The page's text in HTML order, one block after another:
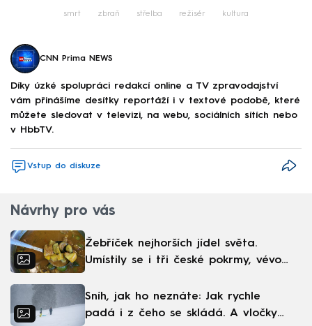
smrt zbraň střelba režisér kultura
CNN Prima NEWS
Díky úzké spolupráci redakcí online a TV zpravodajství
vám přinášíme desítky reportáží i v textové podobě, které
můžete sledovat v televizi, na webu, sociálních sítích nebo
v HbbTV.
Vstup do diskuze
Návrhy pro vás
Žebříček nejhorších jídel světa.
Umístily se i tři české pokrmy, vévodí
Sníh, jak ho neznáte: Jak rychle
padá i z čeho se skládá. A vločky